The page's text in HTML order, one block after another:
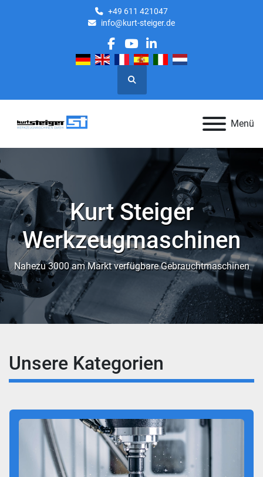
+49 611 421047
info@kurt-steiger.de
facebook
youtube
linkedin
Suche
Menü
Kurt Steiger
Werkzeugmaschinen
Nahezu 3000 am Markt verfügbare Gebrauchtmaschinen
Unsere Kategorien